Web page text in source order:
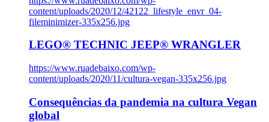
content/uploads/2020/12/42122_lifestyle_envr_04-
fileminimizer-335x256.jpg
LEGO® TECHNIC JEEP® WRANGLER
https://www.ruadebaixo.com/wp-
content/uploads/2020/11/cultura-vegan-335x256.jpg
Consequências da pandemia na cultura Vegan
global